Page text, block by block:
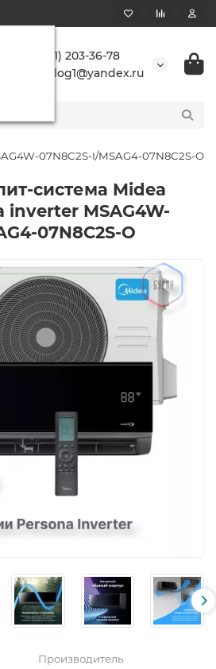
+7 (861) 203-36-78
buranlog1@yandex.ru
07N8C2S-I/MSAG4-07N8C2S-O
система Midea
inverter MSAG4W-
07N8C2S-O
Производитель